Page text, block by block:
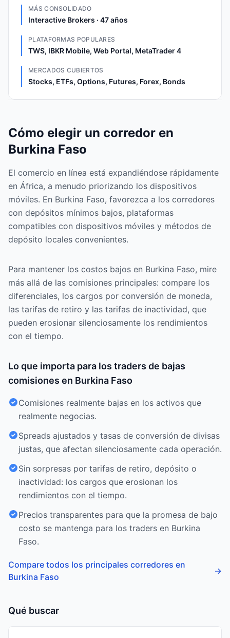
MÁS CONSOLIDADO
Interactive Brokers · 47 años
PLATAFORMAS POPULARES
TWS, IBKR Mobile, Web Portal, MetaTrader 4
MERCADOS CUBIERTOS
Stocks, ETFs, Options, Futures, Forex, Bonds
Cómo elegir un corredor en
Burkina Faso
El comercio en línea está expandiéndose rápidamente
en África, a menudo priorizando los dispositivos
móviles. En Burkina Faso, favorezca a los corredores
con depósitos mínimos bajos, plataformas
compatibles con dispositivos móviles y métodos de
depósito locales convenientes.
Para mantener los costos bajos en Burkina Faso, mire
más allá de las comisiones principales: compare los
diferenciales, los cargos por conversión de moneda,
las tarifas de retiro y las tarifas de inactividad, que
pueden erosionar silenciosamente los rendimientos
con el tiempo.
Lo que importa para los traders de bajas
comisiones en Burkina Faso
Comisiones realmente bajas en los activos que
realmente negocias.
Spreads ajustados y tasas de conversión de divisas
justas, que afectan silenciosamente cada operación.
Sin sorpresas por tarifas de retiro, depósito o
inactividad: los cargos que erosionan los
rendimientos con el tiempo.
Precios transparentes para que la promesa de bajo
costo se mantenga para los traders en Burkina
Faso.
Compare todos los principales corredores en
Burkina Faso
→
Qué buscar